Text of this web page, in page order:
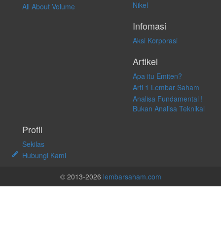
All About Volume
Nikel
Infomasi
Aksi Korporasi
Artikel
Apa itu Emiten?
Arti 1 Lembar Saham
Analisa Fundamental !
Bukan Analisa Teknikal
Profil
Sekilas
Hubungi Kami
© 2013-2026 lembarsaham.com